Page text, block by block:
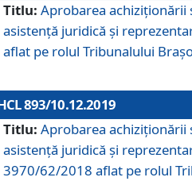
Titlu: Aprobarea achiziţionării
asistenţă juridică şi
aflat pe rolul Tribunalului
893/10.12.2019
Titlu: Aprobarea achiziţionării
asistenţă juridică şi
3970/62/2018 aflat pe rolul